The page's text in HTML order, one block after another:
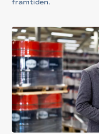
framtiden.